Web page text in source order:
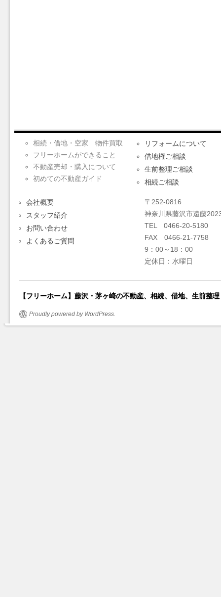
相続・借地・空家 物件買取
フリーホームができること
不動産売却・購入について
初めての不動産ガイド
リフォームについて
借地権ご相談
生前整理ご相談
相続ご相談
会社概要
スタッフ紹介
お問い合わせ
よくあるご質問
〒252-0816
神奈川県藤沢市遠藤
TEL 0466-20-5180
FAX 0466-21-7758
9：00～18：00
定休日：水曜日
【フリーホーム】藤沢・茅ヶ崎の不動産、相続、借地、生前整理
Proudly powered by WordPress.